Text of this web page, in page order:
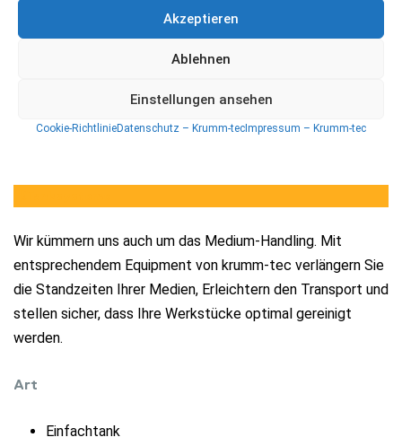
Akzeptieren
Ablehnen
Einstellungen ansehen
Cookie-RichtlinieDatenschutz – Krumm-tecImpressum – Krumm-tec
Elektrischer Drehteller, dieser lässt sich in beliebig drehen
und ist per Fußschalter bedienbar.
Wir kümmern uns auch um das Medium-Handling. Mit
entsprechendem Equipment von krumm-tec verlängern Sie
die Standzeiten Ihrer Medien, Erleichtern den Transport und
stellen sicher, dass Ihre Werkstücke optimal gereinigt
werden.
Art
Einfachtank